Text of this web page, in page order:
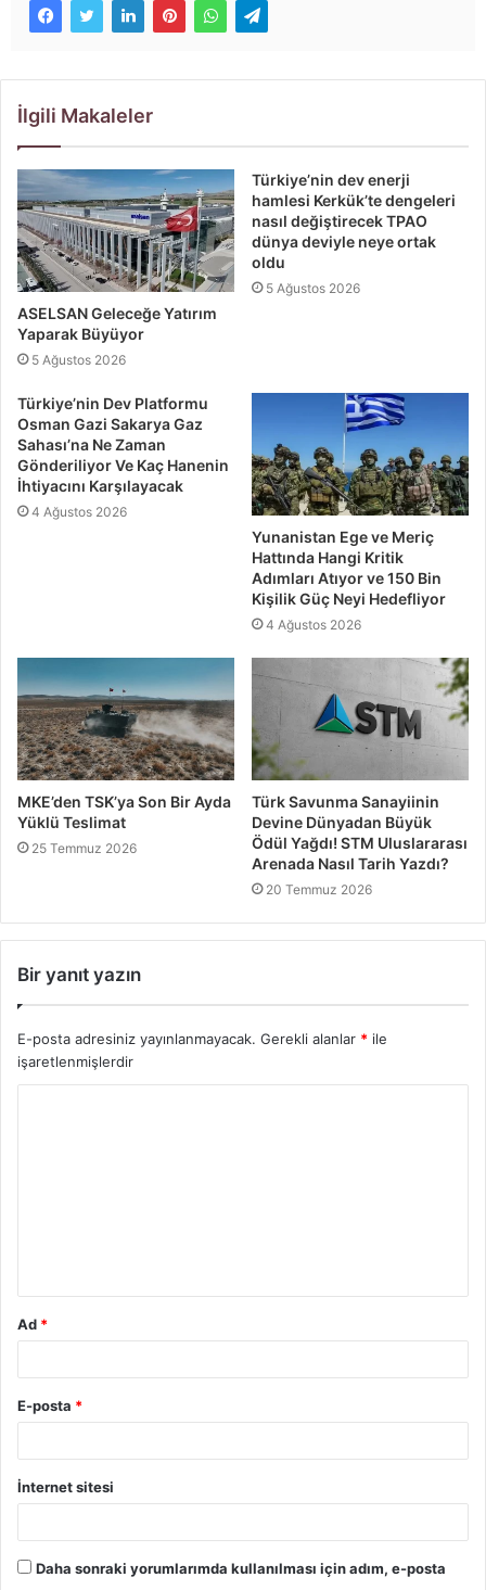
İlgili Makaleler
ASELSAN Geleceğe Yatırım
Yaparak Büyüyor
5 Ağustos 2026
Türkiye’nin dev enerji
hamlesi Kerkük’te dengeleri
nasıl değiştirecek TPAO
dünya deviyle neye ortak
oldu
5 Ağustos 2026
Türkiye’nin Dev Platformu
Osman Gazi Sakarya Gaz
Sahası’na Ne Zaman
Gönderiliyor Ve Kaç Hanenin
İhtiyacını Karşılayacak
4 Ağustos 2026
Yunanistan Ege ve Meriç
Hattında Hangi Kritik
Adımları Atıyor ve 150 Bin
Kişilik Güç Neyi Hedefliyor
4 Ağustos 2026
MKE’den TSK’ya Son Bir Ayda
Yüklü Teslimat
25 Temmuz 2026
Türk Savunma Sanayiinin
Devine Dünyadan Büyük
Ödül Yağdı! STM Uluslararası
Arenada Nasıl Tarih Yazdı?
20 Temmuz 2026
Bir yanıt yazın
E-posta adresiniz yayınlanmayacak. Gerekli alanlar * ile
işaretlenmişlerdir
Ad *
E-posta *
İnternet sitesi
Daha sonraki yorumlarımda kullanılması için adım, e-posta